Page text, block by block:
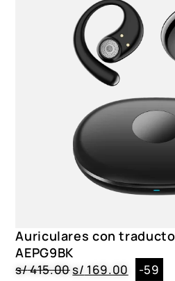
Auriculares con
AEPG9BK
s/415.00s/ 169.00 -59